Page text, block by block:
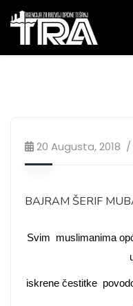
20 Augusta, 2018
BAJRAM ŠERIF
Svim muslimanima
iskrene čestitke